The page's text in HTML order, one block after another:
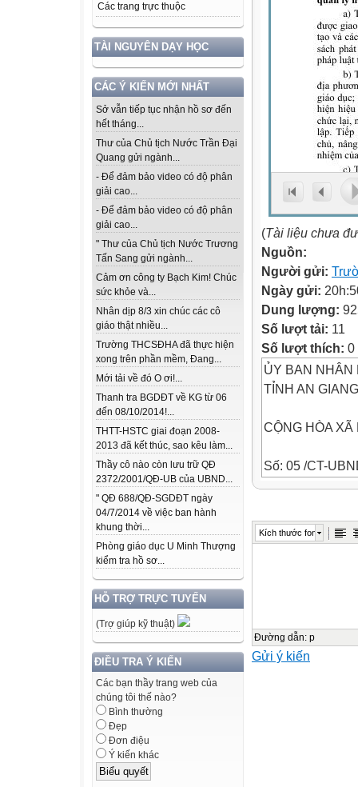
Các trang trực thuộc
TÀI NGUYÊN DẠY HỌC
CÁC Ý KIẾN MỚI NHẤT
Sở vẫn tiếp tục nhận hồ sơ đến
hết tháng...
Thư của Chủ tịch Nước Trần Đại
Quang gửi ngành...
- Để đảm bảo video có độ phân
giải cao...
- Để đảm bảo video có độ phân
giải cao...
" Thư của Chủ tịch Nước Trương
Tấn Sang gửi ngành...
Cảm ơn công ty Bạch Kim! Chúc
sức khỏe và...
Nhân dịp 8/3 xin chúc các cô
giáo thật nhiều...
Trường THCSĐHA đã thực hiện
xong trên phần mềm, Đang...
Mới tải về đó O ơi!...
Thanh tra BGDĐT về KG từ 06
đến 08/10/2014!...
THTT-HSTC giai đoạn 2008-
2013 đã kết thúc, sao kêu làm...
Thầy cô nào còn lưu trữ QĐ
2372/2001/QĐ-UB của UBND...
" QĐ 688/QĐ-SGDĐT ngày
04/7/2014 về việc ban hành
khung thời...
Phòng giáo dục U Minh Thượng
kiểm tra hồ sơ...
HỖ TRỢ TRỰC TUYẾN
(Trợ giúp kỹ thuật)
ĐIỀU TRA Ý KIẾN
Các bạn thầy trang web của
chúng tôi thế nào?
Bình thường
Đẹp
Đơn điệu
Ý kiến khác
(Tài liệu chưa
Nguồn:
Người gửi:
Ngày gửi:
Dung lượng:
Số lượt tải: 11
Số lượt thích: 0
ỦY BAN NHÂN
TỈNH AN GIANG
CỘNG HÒA XÃ
Số: 05 /CT-
Độc lập - Tự do
Năm học 2025
Đảng bộ các
Kích thước font
Đường dẫn: p
Gửi ý kiến